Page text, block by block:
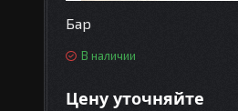
Бар
В наличии
Цену уточняйте